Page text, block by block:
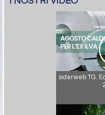
siderweb TG.